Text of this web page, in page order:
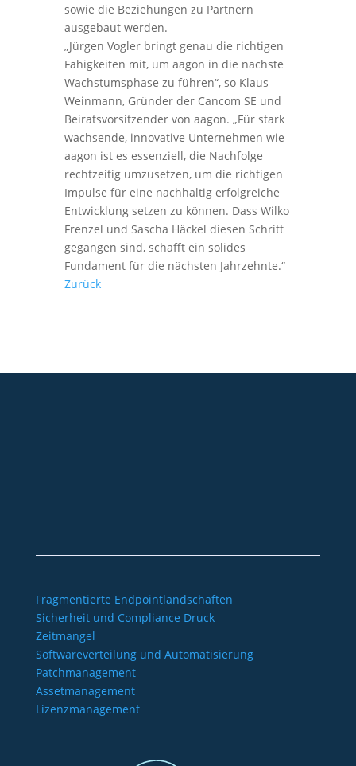
sowie die Beziehungen zu Partnern
ausgebaut werden.
„Jürgen Vogler bringt genau die richtigen
Fähigkeiten mit, um aagon in die nächste
Wachstumsphase zu führen“, so Klaus
Weinmann, Gründer der Cancom SE und
Beiratsvorsitzender von aagon. „Für stark
wachsende, innovative Unternehmen wie
aagon ist es essenziell, die Nachfolge
rechtzeitig umzusetzen, um die richtigen
Impulse für eine nachhaltig erfolgreiche
Entwicklung setzen zu können. Dass Wilko
Frenzel und Sascha Häckel diesen Schritt
gegangen sind, schafft ein solides
Fundament für die nächsten Jahrzehnte.“
Zurück
Fragmentierte Endpointlandschaften
Sicherheit und Compliance Druck
Zeitmangel
Softwareverteilung und Automatisierung
Patchmanagement
Assetmanagement
Lizenzmanagement